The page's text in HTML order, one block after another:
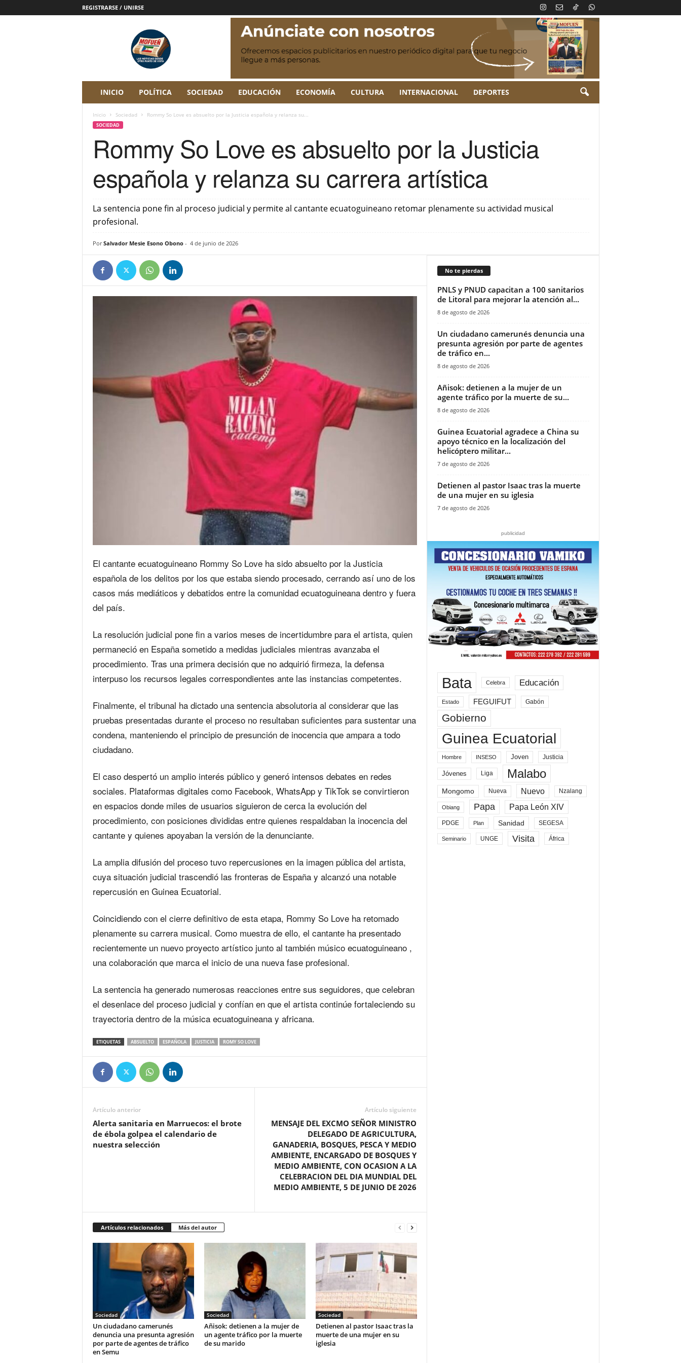
REGISTRARSE / UNIRSE
INICIO POLÍTICA SOCIEDAD EDUCACIÓN ECONOMÍA CULTURA INTERNACIONAL DEPORTES
Inicio Sociedad Rommy So Love es absuelto por la Justicia española y relanza su...
SOCIEDAD
Rommy So Love es absuelto por la Justicia
española y relanza su carrera artística
La sentencia pone fin al proceso judicial y permite al cantante ecuatoguineano retomar plenamente su actividad musical
profesional.
Por Salvador Mesie Esono Obono- 4 de junio de 2026
El cantante ecuatoguineano Rommy So Love ha sido absuelto por la Justicia
española de los delitos por los que estaba siendo procesado, cerrando así uno de los
casos más mediáticos y debatidos entre la comunidad ecuatoguineana dentro y fuera
del país.
La resolución judicial pone fin a varios meses de incertidumbre para el artista, quien
permaneció en España sometido a medidas judiciales mientras avanzaba el
procedimiento. Tras una primera decisión que no adquirió firmeza, la defensa
interpuso los recursos legales correspondientes ante las instancias competentes.
Finalmente, el tribunal ha dictado una sentencia absolutoria al considerar que las
pruebas presentadas durante el proceso no resultaban suficientes para sustentar una
condena, manteniendo el principio de presunción de inocencia que ampara a todo
ciudadano.
El caso despertó un amplio interés público y generó intensos debates en redes
sociales. Plataformas digitales como Facebook, WhatsApp y TikTok se convirtieron
en espacios donde miles de usuarios siguieron de cerca la evolución del
procedimiento, con posiciones divididas entre quienes respaldaban la inocencia del
cantante y quienes apoyaban la versión de la denunciante.
La amplia difusión del proceso tuvo repercusiones en la imagen pública del artista,
cuya situación judicial trascendió las fronteras de España y alcanzó una notable
repercusión en Guinea Ecuatorial.
Coincidiendo con el cierre definitivo de esta etapa, Rommy So Love ha retomado
plenamente su carrera musical. Como muestra de ello, el cantante ha presentado
recientemente un nuevo proyecto artístico junto al también músico ecuatoguineano ,
una colaboración que marca el inicio de una nueva fase profesional.
La sentencia ha generado numerosas reacciones entre sus seguidores, que celebran
el desenlace del proceso judicial y confían en que el artista continúe fortaleciendo su
trayectoria dentro de la música ecuatoguineana y africana.
ETIQUETAS ABSUELTO ESPAÑOLA JUSTICIA ROMY SO LOVE
Artículo anterior
Alerta sanitaria en Marruecos: el brote
de ébola golpea el calendario de
nuestra selección
Artículo siguiente
MENSAJE DEL EXCMO SEÑOR MINISTRO
DELEGADO DE AGRICULTURA,
GANADERIA, BOSQUES, PESCA Y MEDIO
AMBIENTE, ENCARGADO DE BOSQUES Y
MEDIO AMBIENTE, CON OCASION A LA
CELEBRACION DEL DIA MUNDIAL DEL
MEDIO AMBIENTE, 5 DE JUNIO DE 2026
Artículos relacionados Más del autor
Sociedad
‎Un ciudadano camerunés
denuncia una presunta agresión
por parte de agentes de tráfico
en Semu
Sociedad
Añisok: detienen a la mujer de
un agente tráfico por la muerte
de su marido‎
Sociedad
‎Detienen al pastor Isaac tras la
muerte de una mujer en su
iglesia‎
No te pierdas
PNLS y PNUD capacitan a 100 sanitarios
de Litoral para mejorar la atención al...
8 de agosto de 2026
‎Un ciudadano camerunés denuncia una
presunta agresión por parte de agentes
de tráfico en...
8 de agosto de 2026
Añisok: detienen a la mujer de un
agente tráfico por la muerte de su...
8 de agosto de 2026
Guinea Ecuatorial agradece a China su
apoyo técnico en la localización del
helicóptero militar...
7 de agosto de 2026
‎Detienen al pastor Isaac tras la muerte
de una mujer en su iglesia‎
7 de agosto de 2026
publicidad
Bata Celebra Educación
Estado FEGUIFUT Gabón
Gobierno
Guinea Ecuatorial
Hombre INSESO Joven Justicia
Jóvenes Liga Malabo
Mongomo Nueva Nuevo Nzalang
Obiang Papa Papa León XIV
PDGE Plan Sanidad SEGESA
Seminario UNGE Visita África